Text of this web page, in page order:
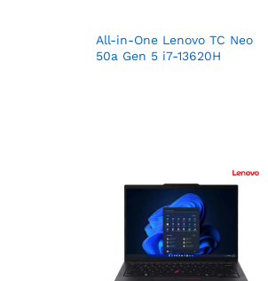
All-in-One Lenovo TC Neo
50a Gen 5 i7-13620H